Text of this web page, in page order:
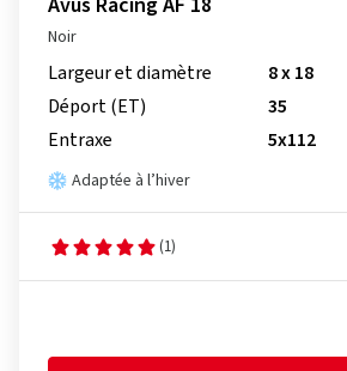
Noir
Largeur et diamètre
8 x 18
Déport (ET)
35
Entraxe
5x112
Adaptée à l’hiver
(1)